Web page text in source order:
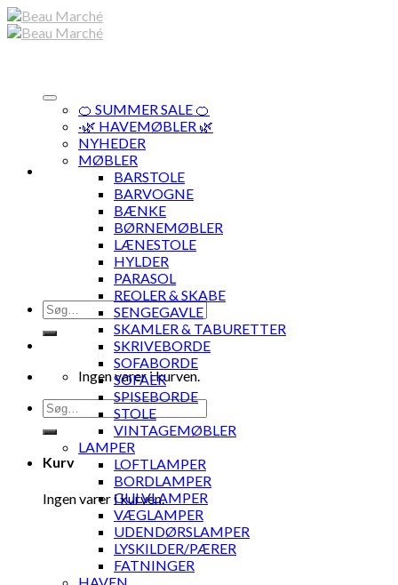
Skip
to
Søg
efter:
Ingen varer i kurven.
Søg
efter:
Kurv
Ingen varer i kurven.
🍊 SUMMER SALE 🍊
·🌿 HAVEMØBLER 🌿
NYHEDER
MØBLER
BARSTOLE
BARVOGNE
BÆNKE
BØRNEMØBLER
LÆNESTOLE
HYLDER
PARASOL
REOLER & SKABE
SENGEGAVLE
SKAMLER & TABURETTER
SKRIVEBORDE
SOFABORDE
SOFAER
SPISEBORDE
STOLE
VINTAGEMØBLER
LAMPER
LOFTLAMPER
BORDLAMPER
GULVLAMPER
VÆGLAMPER
UDENDØRSLAMPER
LYSKILDER/PÆRER
FATNINGER